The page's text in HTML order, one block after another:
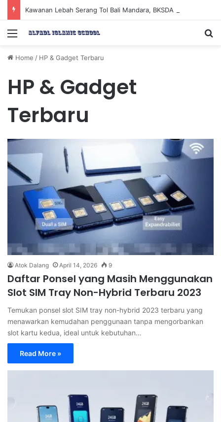
Menu
Home / HP & Gadget Terbaru
HP & Gadget
Terbaru
Atok Dalang April 14, 2026 9
Daftar Ponsel yang Masih Menggunakan
Slot SIM Tray Non-Hybrid Terbaru 2023
Temukan ponsel slot SIM tray non-hybrid 2023 terbaru yang
menawarkan kemudahan penggunaan tanpa mengorbankan
slot kartu kedua, ideal untuk kebutuhan…
Read More »